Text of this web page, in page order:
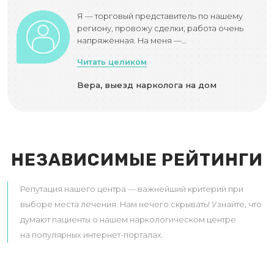
Я
Я — торговый представитель по нашему
региону, провожу сделки, работа очень
напряжённая. На меня —…
Читать целиком
Вера, выезд нарколога на дом
НЕЗАВИСИМЫЕ РЕЙТИНГИ
Репутация нашего центра — важнейший критерий при
выборе места лечения. Нам нечего скрывать! Узнайте, что
думают пациенты о нашем наркологическом центре
на популярных интернет-порталах.